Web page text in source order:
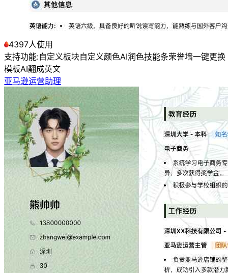
4397人使用
支持功能:自定义板块自定义颜色AI润色技能条荣誉墙一键更换
模板AI翻成英文
亚马逊运营助理